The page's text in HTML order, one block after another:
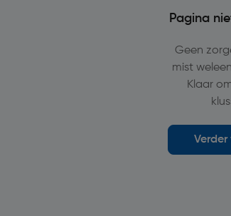
Pagina
Geen
mist
Klaar
Verder